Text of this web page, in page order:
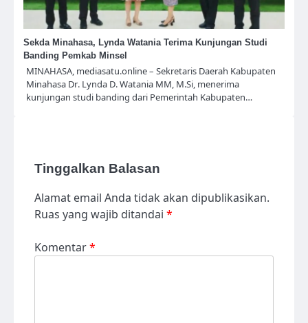
Sekda Minahasa, Lynda Watania Terima Kunjungan Studi
Banding Pemkab Minsel
MINAHASA, mediasatu.online – Sekretaris Daerah Kabupaten
Minahasa Dr. Lynda D. Watania MM, M.Si, menerima
kunjungan studi banding dari Pemerintah Kabupaten…
Tinggalkan Balasan
Alamat email Anda tidak akan dipublikasikan.
Ruas yang wajib ditandai *
Komentar*